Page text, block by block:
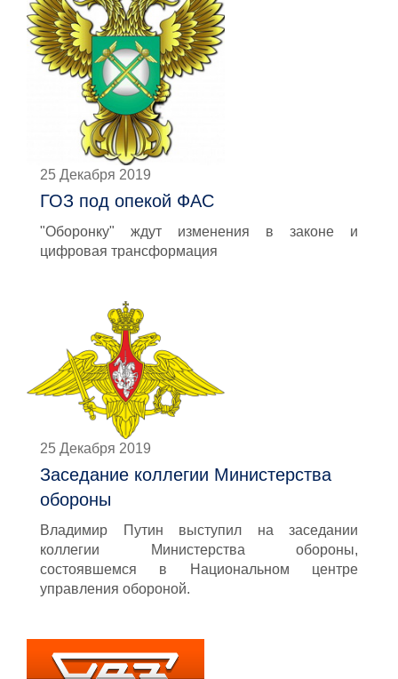
25 Декабря 2019
ГОЗ под опекой ФАС
"Оборонку" ждут изменения в законе и
цифровая трансформация
25 Декабря 2019
Заседание коллегии Министерства
обороны
Владимир Путин выступил на заседании
коллегии Министерства обороны,
состоявшемся в Национальном центре
управления обороной.